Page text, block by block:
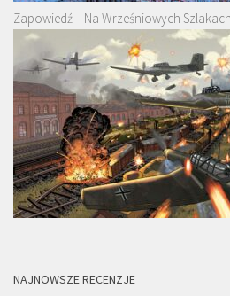
Zapowiedź – Na Wrześniowych Szlakach
NAJNOWSZE RECENZJE